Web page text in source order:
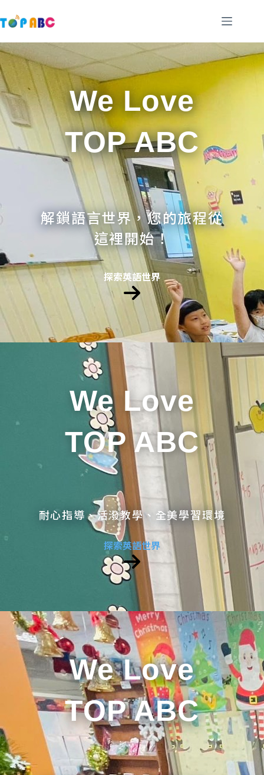
至
要
內
容
We Love
TOP ABC
解鎖語言世界，您的旅程從
這裡開始！
探索英語世界
We Love
TOP ABC
耐心指導、活潑教學、全美學習環境
探索英語世界
We Love
TOP ABC